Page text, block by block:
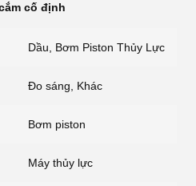
cố định
Dầu, Bơm Piston Thủy Lực
Đo sáng, Khác
Bơm piston
Máy thủy lực